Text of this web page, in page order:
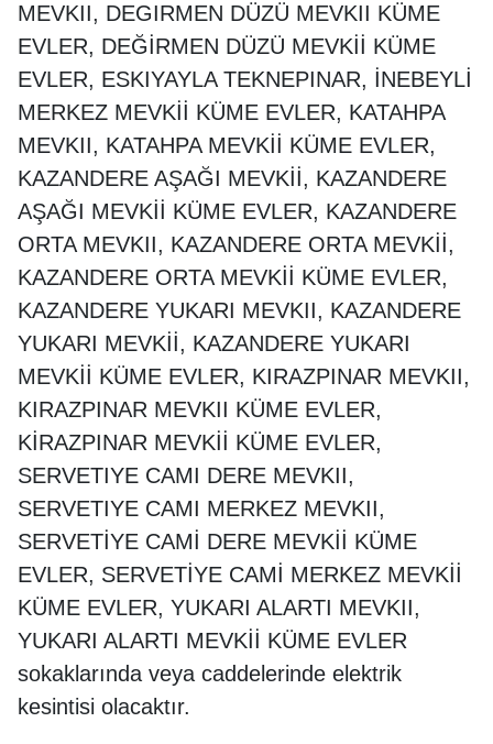
MEVKII, DEGIRMEN DÜZÜ MEVKII KÜME
EVLER, DEĞİRMEN DÜZÜ MEVKİİ KÜME
EVLER, ESKIYAYLA TEKNEPINAR, İNEBEYLİ
MERKEZ MEVKİİ KÜME EVLER, KATAHPA
MEVKII, KATAHPA MEVKİİ KÜME EVLER,
KAZANDERE AŞAĞI MEVKİİ, KAZANDERE
AŞAĞI MEVKİİ KÜME EVLER, KAZANDERE
ORTA MEVKII, KAZANDERE ORTA MEVKİİ,
KAZANDERE ORTA MEVKİİ KÜME EVLER,
KAZANDERE YUKARI MEVKII, KAZANDERE
YUKARI MEVKİİ, KAZANDERE YUKARI
MEVKİİ KÜME EVLER, KIRAZPINAR MEVKII,
KIRAZPINAR MEVKII KÜME EVLER,
KİRAZPINAR MEVKİİ KÜME EVLER,
SERVETIYE CAMI DERE MEVKII,
SERVETIYE CAMI MERKEZ MEVKII,
SERVETİYE CAMİ DERE MEVKİİ KÜME
EVLER, SERVETİYE CAMİ MERKEZ MEVKİİ
KÜME EVLER, YUKARI ALARTI MEVKII,
YUKARI ALARTI MEVKİİ KÜME EVLER
sokaklarında veya caddelerinde elektrik
kesintisi olacaktır.